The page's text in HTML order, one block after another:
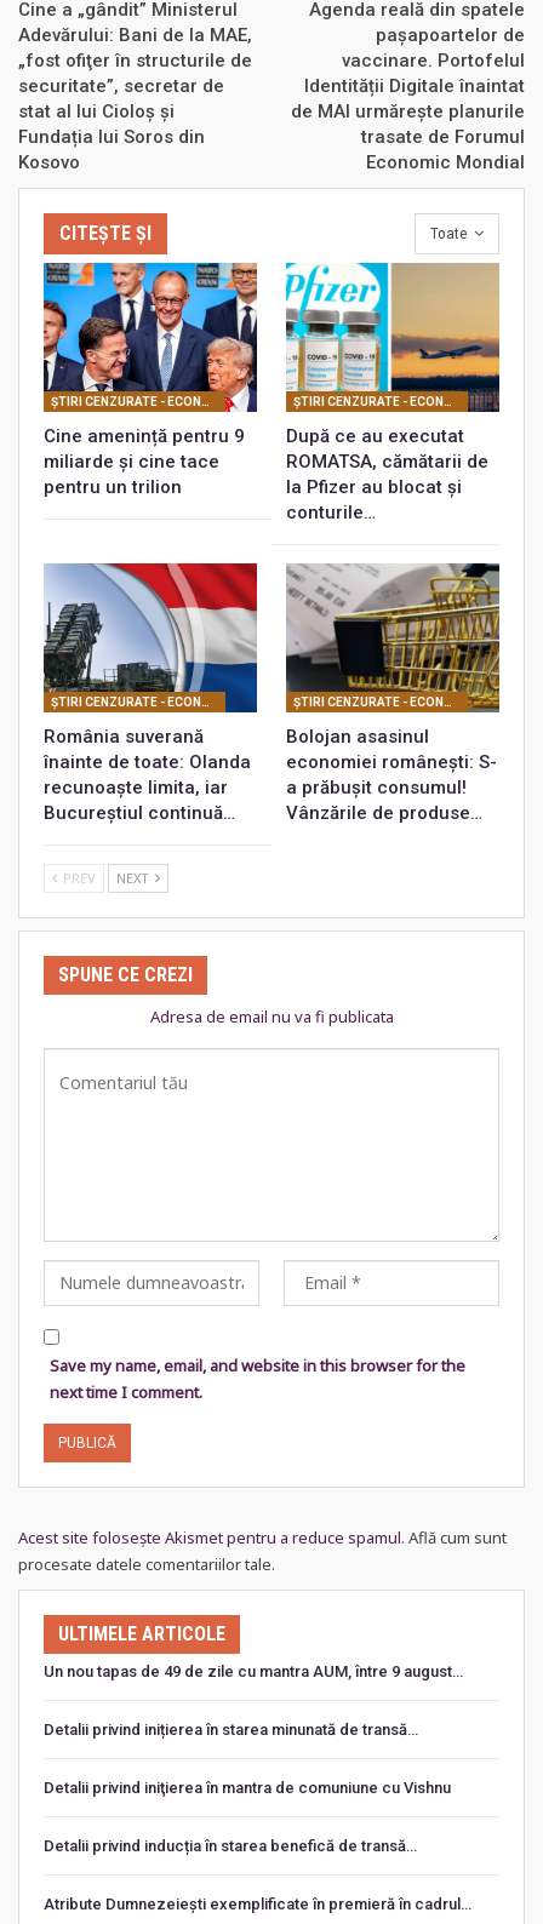
Cine a „gândit” Ministerul
Adevărului: Bani de la MAE,
„fost ofiţer în structurile de
securitate”, secretar de
stat al lui Cioloș și
Fundația lui Soros din
Kosovo
Agenda reală din spatele
pașapoartelor de
vaccinare. Portofelul
Identității Digitale înaintat
de MAI urmărește planurile
trasate de Forumul
Economic Mondial
Toate
CITEȘTE ȘI
ŞTIRI CENZURATE - ECONOMIC
Cine amenință pentru 9
miliarde și cine tace
pentru un trilion
ŞTIRI CENZURATE - ECONOMIC
După ce au executat
ROMATSA, cămătarii de
la Pfizer au blocat și
conturile…
ŞTIRI CENZURATE - ECONOMIC
România suverană
înainte de toate: Olanda
recunoaște limita, iar
Bucureștiul continuă…
ŞTIRI CENZURATE - ECONOMIC
Bolojan asasinul
economiei românești: S-
a prăbușit consumul!
Vânzările de produse…
PREV NEXT
SPUNE CE CREZI
Adresa de email nu va fi publicata
Save my name, email, and website in this browser for the
next time I comment.
Acest site folosește Akismet pentru a reduce spamul. Află cum sunt
procesate datele comentariilor tale.
ULTIMELE ARTICOLE
Un nou tapas de 49 de zile cu mantra AUM, între 9 august…
Detalii privind inițierea în starea minunată de transă…
Detalii privind iniţierea în mantra de comuniune cu Vishnu
Detalii privind inducția în starea benefică de transă…
Atribute Dumnezeiești exemplificate în premieră în cadrul…